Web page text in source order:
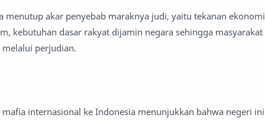
menutup akar penyebab maraknya judi, yaitu tekanan ekonomi
kebutuhan dasar rakyat dijamin negara sehingga masyarakat
perjudian.
internasional ke Indonesia menunjukkan bahwa negeri ini